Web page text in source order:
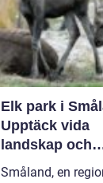
Elk park i
Upptäck vida
landskap och
majestätiska
Småland, en